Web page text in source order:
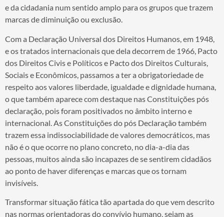
e da cidadania num sentido amplo para os grupos que trazem
marcas de diminuição ou exclusão.
Com a Declaração Universal dos Direitos Humanos, em 1948,
e os tratados internacionais que dela decorrem de 1966, Pacto
dos Direitos Civis e Políticos e Pacto dos Direitos Culturais,
Sociais e Econômicos, passamos a ter a obrigatoriedade de
respeito aos valores liberdade, igualdade e dignidade humana,
o que também aparece com destaque nas Constituições pós
declaração, pois foram positivados no âmbito interno e
internacional. As Constituições do pós Declaração também
trazem essa indissociabilidade de valores democráticos, mas
não é o que ocorre no plano concreto, no dia-a-dia das
pessoas, muitos ainda são incapazes de se sentirem cidadãos
ao ponto de haver diferenças e marcas que os tornam
invisíveis.
Transformar situação fática tão apartada do que vem descrito
nas normas orientadoras do convívio humano, sejam as